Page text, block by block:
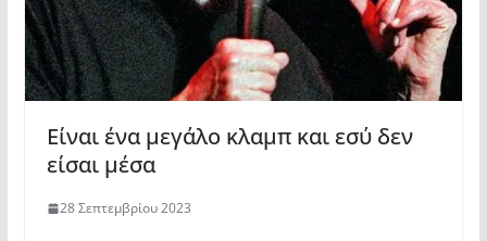
Είναι ένα μεγάλο κλαμπ και εσύ δεν
είσαι μέσα
28 Σεπτεμβρίου 2023